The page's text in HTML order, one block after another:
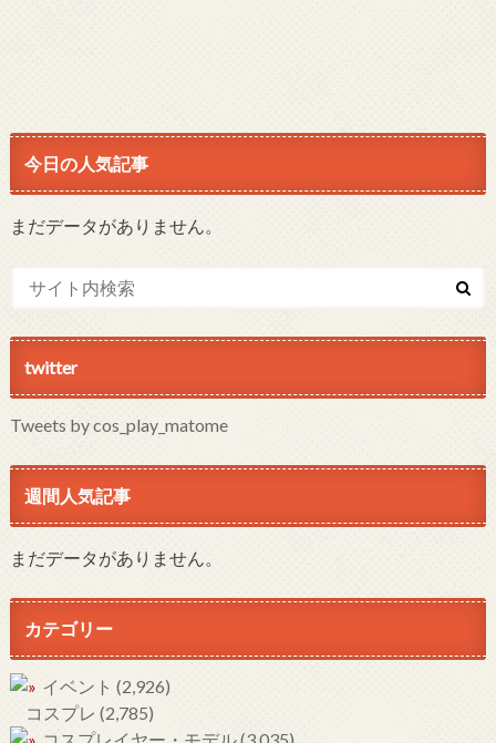
今日の人気記事
まだデータがありません。
twitter
Tweets by cos_play_matome
週間人気記事
まだデータがありません。
カテゴリー
イベント (2,926)
コスプレ (2,785)